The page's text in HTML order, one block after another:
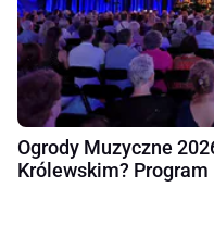
Ogrody Muzyczne
Królewskim? Program